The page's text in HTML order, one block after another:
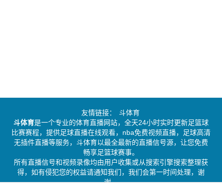
友情链接：
斗体育
斗体育是一个专业的体育直播网站，全天24小时实时更新足篮球
比赛赛程，提供足球直播在线观看，nba免费视频直播，足球高清
无插件直播等服务，斗体育以最全最新的直播信号源，让您免费
畅享足篮球赛事。
所有直播信号和视频录像均由用户收集或从搜索引擎搜索整理获
得，如有侵犯您的权益请通知我们，我们会第一时间处理，谢
谢。